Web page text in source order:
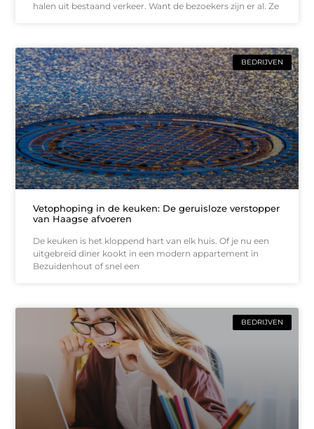
halen uit bestaand verkeer. Want de bezoekers zijn er al. Ze
BEDRIJVEN
Vetophoping in de keuken: De geruisloze verstopper
van Haagse afvoeren
De keuken is het kloppend hart van elk huis. Of je nu een
uitgebreid diner kookt in een modern appartement in
Bezuidenhout of snel een
BEDRIJVEN